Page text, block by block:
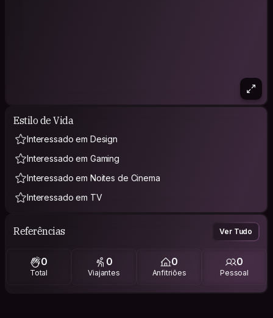
Estilo de Vida
Interessado em Design
Interessado em Gaming
Interessado em Noites de Cinema
Interessado em TV
Referências Ver Tudo
0
Total
0
Viajantes
0
Anfitriões
0
Pessoal